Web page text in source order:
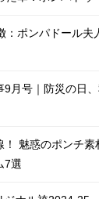
：ポンパドール夫
9月号｜防災の日
！ 魅惑のポンチ
7選